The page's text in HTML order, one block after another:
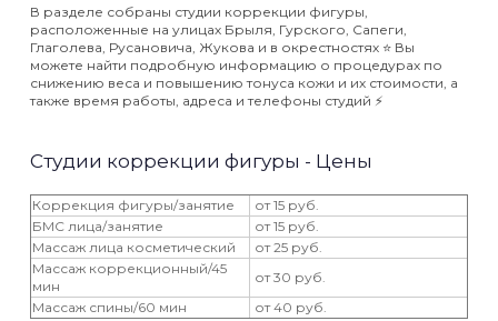
В разделе собраны студии коррекции фигуры,
расположенные на улицах Брыля, Гурского, Сапеги,
Глаголева, Русановича, Жукова и в окрестностях ⭐️ Вы
можете найти подробную информацию о процедурах по
снижению веса и повышению тонуса кожи и их стоимости, а
также время работы, адреса и телефоны студий ⚡️
Студии коррекции фигуры - Цены
Коррекция фигуры/занятие
от 15 руб.
БМС лица/занятие
от 15 руб.
Массаж лица косметический
от 25 руб.
Массаж коррекционный/45
мин
от 30 руб.
Массаж спины/60 мин
от 40 руб.